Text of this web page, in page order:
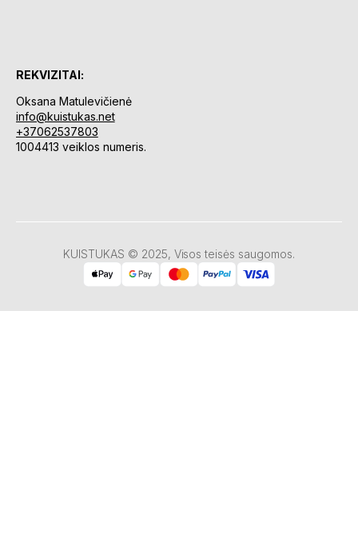
REKVIZITAI:
Oksana Matulevičienė
info@kuistukas.net
+37062537803
1004413 veiklos numeris.
KUISTUKAS © 2025, Visos teisės saugomos.